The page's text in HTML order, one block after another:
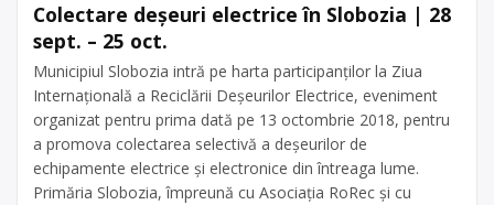
Colectare deșeuri electrice în Slobozia | 28
sept. – 25 oct.
Municipiul Slobozia intră pe harta participanților la Ziua
Internațională a Reciclării Deșeurilor Electrice, eveniment
organizat pentru prima dată pe 13 octombrie 2018, pentru
a promova colectarea selectivă a deșeurilor de
echipamente electrice și electronice din întreaga lume.
Primăria Slobozia, împreună cu Asociația RoRec și cu